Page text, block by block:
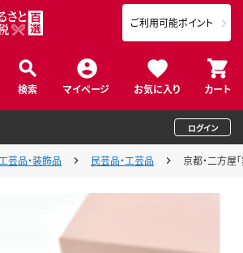
検索 マイページ お気に入り カート
ご利用可能ポイント
ログイン
芸品・装飾品 民芸品・工芸品 京都・二方屋